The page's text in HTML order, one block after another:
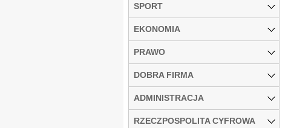
SPORT
EKONOMIA
PRAWO
DOBRA FIRMA
ADMINISTRACJA
RZECZPOSPOLITA CYFROWA